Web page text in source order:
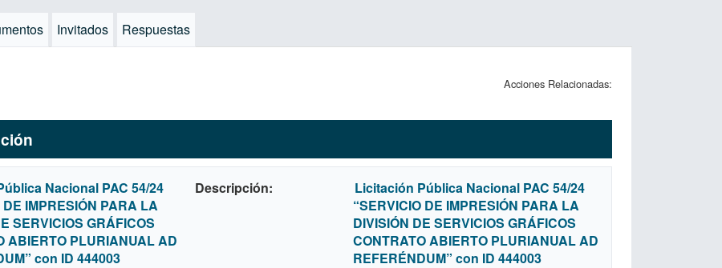
Invitados Respuestas
Acciones Relacionadas:
Nacional PAC 54/24
DE IMPRESIÓN PARA LA
SERVICIOS GRÁFICOS
ABIERTO PLURIANUAL AD
con ID 444003
Descripción
Licitación Pública Nacional PAC 54/24
“SERVICIO DE IMPRESIÓN PARA LA
DIVISIÓN DE SERVICIOS GRÁFICOS
CONTRATO ABIERTO PLURIANUAL AD
REFERÉNDUM” con ID 444003